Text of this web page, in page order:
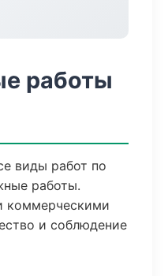
работы
виды работ по
работы.
коммерческими
и соблюдение